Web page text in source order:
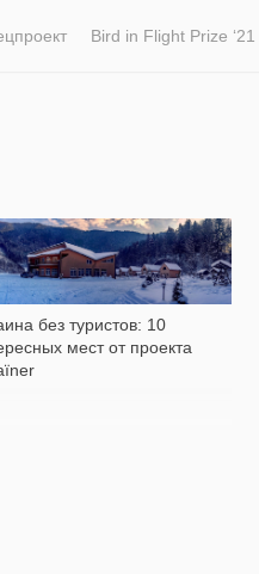
Bird in Flight Prize ‘21
без туристов: 10
мест от проекта
10 512